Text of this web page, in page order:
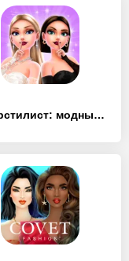
Суперстилист: модный образ